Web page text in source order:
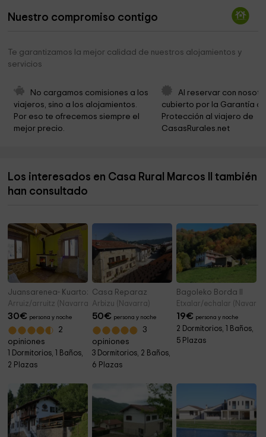
Iglesia de San Juan Bautista 6,0 km
Iglesia de San Saturnino
The Era
Three Trees
Ayuntamiento De Oroz Betelu Orotz Betelu 6,7 km
Iglesia de San Nicolás de Bari 7,0 km
Nuestro compromiso contigo
Te garantizamos la mejor calidad de nuestros alojamientos y
servicios
No cargamos comisiones a los
viajeros, sino a los alojamientos.
Por eso te ofrecemos siempre el
mejor precio.
Al reservar con
cubierto por la Garantía
Protección al viajero de
CasasRurales.net
Los interesados en Casa Rural Marcos II también
han consultado
Juansarenea- Kuartozaharra
Arruiz/arruitz (Navarra)
30€ persona y noche
2
opiniones
1 Dormitorios, 1 Baños,
2 Plazas
Casa Reparaz
Arbizu (Navarra)
50€ persona y noche
3
opiniones
3 Dormitorios, 2 Baños,
6 Plazas
Bagoleko Borda II
Etxalar/echalar (Navarra)
19€ persona y noche
2 Dormitorios, 1 Baños,
5 Plazas